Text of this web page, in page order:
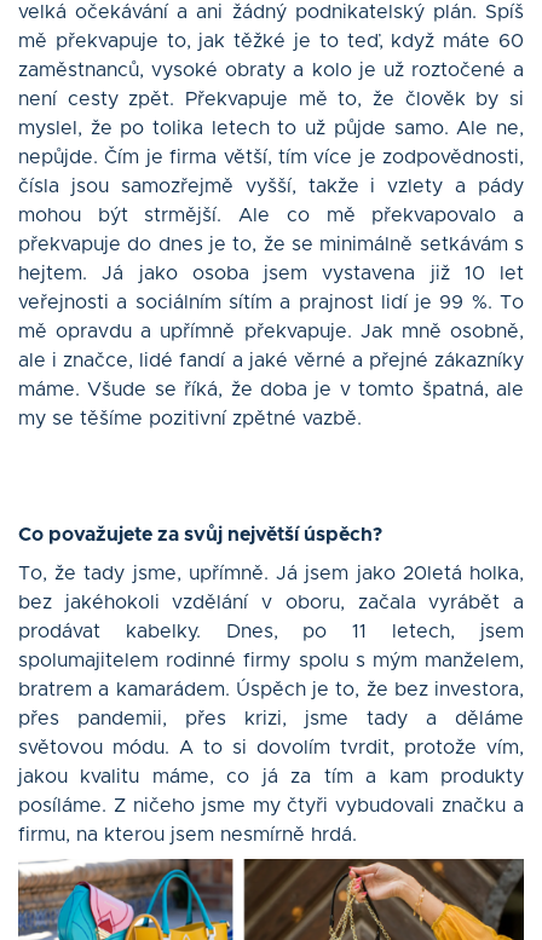
velká očekávání a ani žádný podnikatelský plán. Spíš
mě překvapuje to, jak těžké je to teď, když máte 60
zaměstnanců, vysoké obraty a kolo je už roztočené a
není cesty zpět. Překvapuje mě to, že člověk by si
myslel, že po tolika letech to už půjde samo. Ale ne,
nepůjde. Čím je firma větší, tím více je zodpovědnosti,
čísla jsou samozřejmě vyšší, takže i vzlety a pády
mohou být strmější. Ale co mě překvapovalo a
překvapuje do dnes je to, že se minimálně setkávám s
hejtem. Já jako osoba jsem vystavena již 10 let
veřejnosti a sociálním sítím a prajnost lidí je 99 %. To
mě opravdu a upřímně překvapuje. Jak mně osobně,
ale i značce, lidé fandí a jaké věrné a přejné zákazníky
máme. Všude se říká, že doba je v tomto špatná, ale
my se těšíme pozitivní zpětné vazbě.
Co považujete za svůj největší úspěch?
To, že tady jsme, upřímně. Já jsem jako 20letá holka,
bez jakéhokoli vzdělání v oboru, začala vyrábět a
prodávat kabelky. Dnes, po 11 letech, jsem
spolumajitelem rodinné firmy spolu s mým manželem,
bratrem a kamarádem. Úspěch je to, že bez investora,
přes pandemii, přes krizi, jsme tady a děláme
světovou módu. A to si dovolím tvrdit, protože vím,
jakou kvalitu máme, co já za tím a kam produkty
posíláme. Z ničeho jsme my čtyři vybudovali značku a
firmu, na kterou jsem nesmírně hrdá.